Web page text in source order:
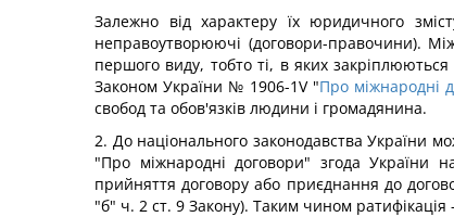
Залежно від характеру їх юридичного
неправоутворюючі (договори-правочини).
першого виду, тобто ті, в яких
Законом України № 1906-1V "Про міжнародні
свобод та обов'язків людини і громадянина.
2. До національного законодавства України
"Про міжнародні договори" згода України
прийняття договору або приєднання до
"б" ч. 2 ст. 9 Закону). Таким чином